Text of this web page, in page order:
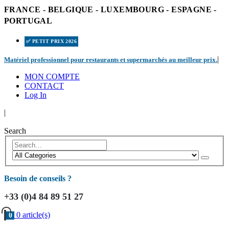
FRANCE - BELGIQUE - LUXEMBOURG - ESPAGNE -
PORTUGAL
✅ PETIT PRIX 2026
Matériel professionnel pour restaurants et supermarchés au meilleur prix.|
MON COMPTE
CONTACT
Log In
|
Search
Besoin de conseils ?
+33 (0)4 84 89 51 27
0 0 article(s)